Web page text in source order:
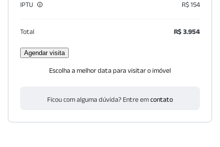
IPTU
R$ 154
Total R$ 3.954
Agendar visita
Escolha a melhor data para visitar o imóvel
Ficou com alguma dúvida? Entre emcontato